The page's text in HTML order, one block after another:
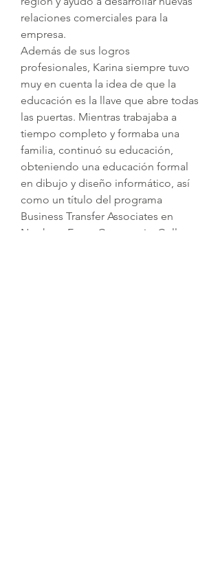
relaciones comerciales para la
empresa.
Además de sus logros
profesionales, Karina siempre tuvo
muy en cuenta la idea de que la
educación es la llave que abre todas
las puertas. Mientras trabajaba a
tiempo completo y formaba una
familia, continuó su educación,
obteniendo una educación formal
en dibujo y diseño informático, así
como un título del programa
Business Transfer Associates en
Northern Essex Community College.